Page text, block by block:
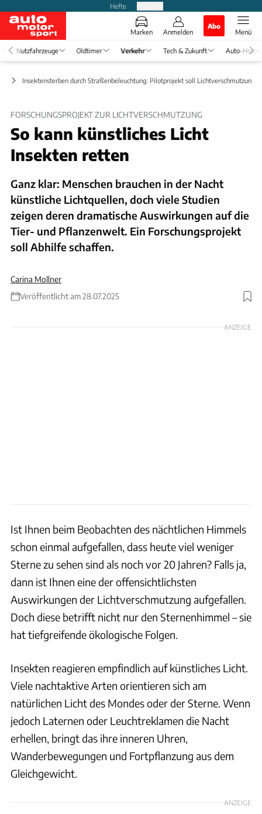
Hefte
Marken Anmelden
Abo
Menü
Nutzfahrzeuge Oldtimer Verkehr Tech & Zukunft Auto-
Insektensterben durch Straßenbeleuchtung: Pilotprojekt soll Lichtverschmutzung
FORSCHUNGSPROJEKT ZUR LICHTVERSCHMUTZUNG
So kann künstliches Licht
Insekten retten
Ganz klar: Menschen brauchen in der Nacht
künstliche Lichtquellen, doch viele Studien
zeigen deren dramatische Auswirkungen auf die
Tier- und Pflanzenwelt. Ein Forschungsprojekt
soll Abhilfe schaffen.
Carina Mollner
Veröffentlicht am 28.07.2025
Foto: Canva
ANZEIGE
Ist Ihnen beim Beobachten des nächtlichen Himmels
schon einmal aufgefallen, dass heute viel weniger
Sterne zu sehen sind als noch vor 20 Jahren? Falls ja,
dann ist Ihnen eine der offensichtlichsten
Auswirkungen der Lichtverschmutzung aufgefallen.
Doch diese betrifft nicht nur den Sternenhimmel – sie
hat tiefgreifende ökologische Folgen.
Insekten reagieren empfindlich auf künstliches Licht.
Viele nachtaktive Arten orientieren sich am
natürlichen Licht des Mondes oder der Sterne. Wenn
jedoch Laternen oder Leuchtreklamen die Nacht
erhellen, bringt das ihre inneren Uhren,
Wanderbewegungen und Fortpflanzung aus dem
Gleichgewicht.
ANZEIGE